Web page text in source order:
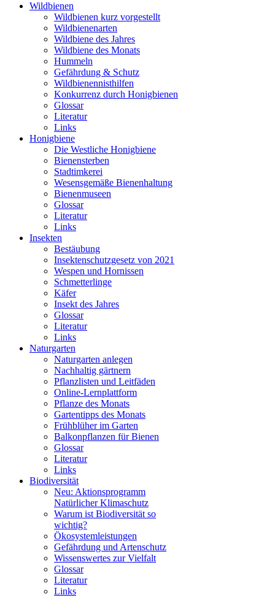
Wildbienen
Wildbienen kurz vorgestellt
Wildbienenarten
Wildbiene des Jahres
Wildbiene des Monats
Hummeln
Gefährdung & Schutz
Wildbienennisthilfen
Konkurrenz durch Honigbienen
Glossar
Literatur
Links
Honigbiene
Die Westliche Honigbiene
Bienensterben
Stadtimkerei
Wesensgemäße Bienenhaltung
Bienenmuseen
Glossar
Literatur
Links
Insekten
Bestäubung
Insektenschutzgesetz von 2021
Wespen und Hornissen
Schmetterlinge
Käfer
Insekt des Jahres
Glossar
Literatur
Links
Naturgarten
Naturgarten anlegen
Nachhaltig gärtnern
Pflanzlisten und Leitfäden
Online-Lernplattform
Pflanze des Monats
Gartentipps des Monats
Frühblüher im Garten
Balkonpflanzen für Bienen
Glossar
Literatur
Links
Biodiversität
Neu: Aktionsprogramm
Natürlicher Klimaschutz
Warum ist Biodiversität so
wichtig?
Ökosystemleistungen
Gefährdung und Artenschutz
Wissenswertes zur Vielfalt
Glossar
Literatur
Links